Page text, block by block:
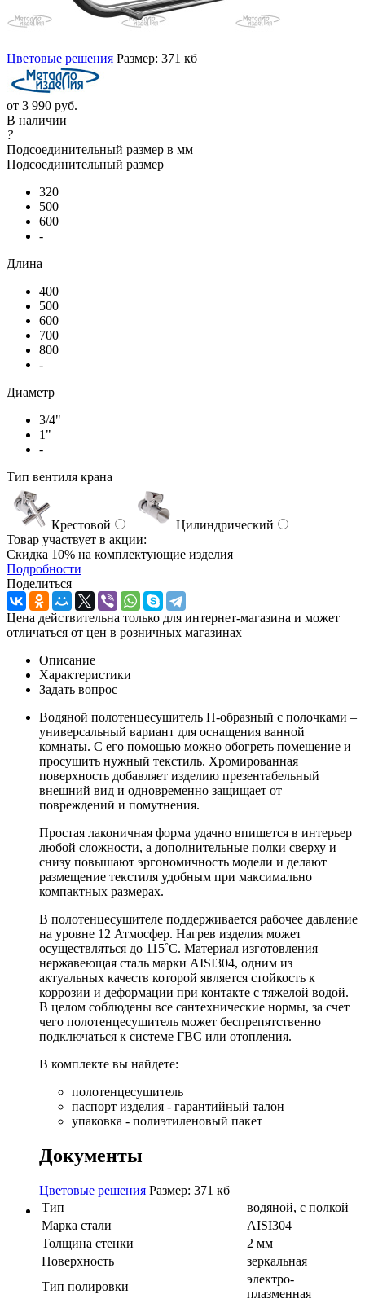
Цветовые решения Размер: 371 кб
от 3 990 руб.
В наличии
?
Подсоединительный размер в мм
Подсоединительный размер
320
500
600
-
Длина
400
500
600
700
800
-
Диаметр
3/4"
1"
-
Тип вентиля крана
Крестовой
Цилиндрический
Товар участвует в акции:
Скидка 10% на комплектующие изделия
Подробности
Поделиться
Цена действительна только для интернет-магазина и может
отличаться от цен в розничных магазинах
Описание
Характеристики
Задать вопрос
Водяной полотенцесушитель П-образный с полочками –
универсальный вариант для оснащения ванной
комнаты. С его помощью можно обогреть помещение и
просушить нужный текстиль. Хромированная
поверхность добавляет изделию презентабельный
внешний вид и одновременно защищает от
повреждений и помутнения.
Простая лаконичная форма удачно впишется в интерьер
любой сложности, а дополнительные полки сверху и
снизу повышают эргономичность модели и делают
размещение текстиля удобным при максимально
компактных размерах.
В полотенцесушителе поддерживается рабочее давление
на уровне 12 Атмосфер. Нагрев изделия может
осуществляться до 115˚С. Материал изготовления –
нержавеющая сталь марки AISI304, одним из
актуальных качеств которой является стойкость к
коррозии и деформации при контакте с тяжелой водой.
В целом соблюдены все сантехнические нормы, за счет
чего полотенцесушитель может беспрепятственно
подключаться к системе ГВС или отопления.
В комплекте вы найдете:
полотенцесушитель
паспорт изделия - гарантийный талон
упаковка - полиэтиленовый пакет
Документы
Цветовые решения Размер: 371 кб
Тип
водяной, с полкой
Марка стали
AISI304
Толщина стенки
2 мм
Поверхность
зеркальная
Тип полировки
электро-
плазменная